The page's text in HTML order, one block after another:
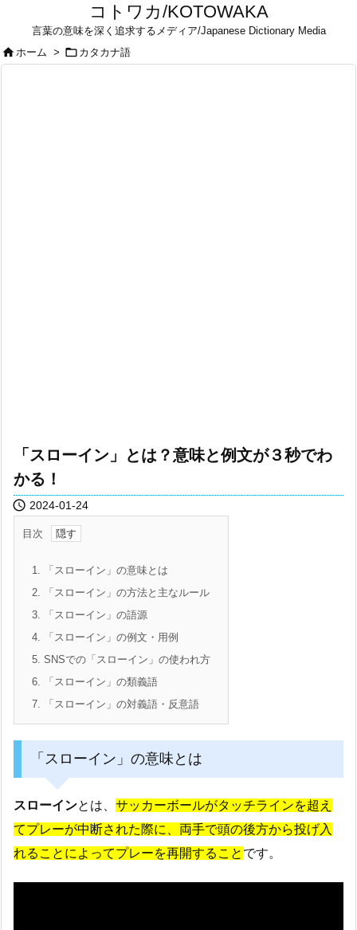
コトワカ/KOTOWAKA
言葉の意味を深く追求するメディア/Japanese Dictionary Media
ホーム >  カタカナ語
「スローイン」とは？意味と例文が３秒でわ
かる！
 2024-01-24
目次
1. 「スローイン」の意味とは
2. 「スローイン」の方法と主なルール
3. 「スローイン」の語源
4. 「スローイン」の例文・用例
5. SNSでの「スローイン」の使われ方
6. 「スローイン」の類義語
7. 「スローイン」の対義語・反意語
「スローイン」の意味とは
スローインとは、 サッカーボールがタッチラインを超え
てプレーが中断された際に、両手で頭の後方から投げ入
れることによってプレーを再開すること です。